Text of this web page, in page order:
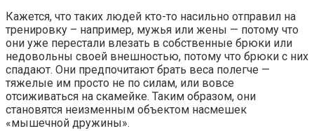
Кажется, что таких людей кто-то насильно отправил на
тренировку – например, мужья или жены — потому что
они уже перестали влезать в собственные брюки или
недовольны своей внешностью, потому что брюки с них
спадают. Они предпочитают брать веса полегче —
тяжелые им просто не по силам, или вовсе
отсиживаться на скамейке. Таким образом, они
становятся неизменным объектом насмешек
«мышечной дружины».